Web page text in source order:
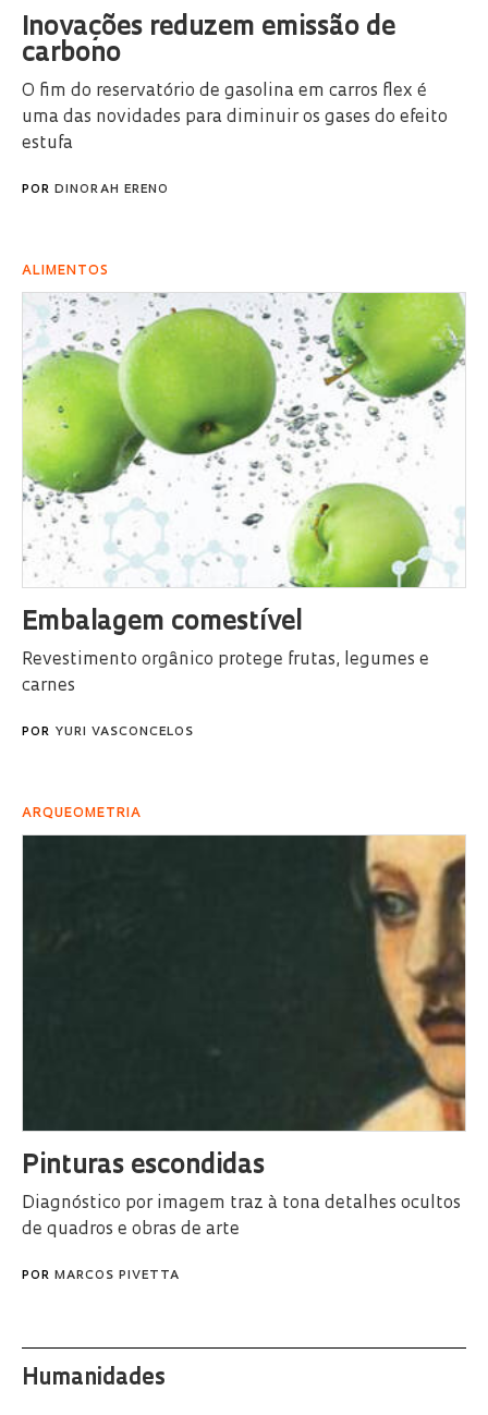
Inovações reduzem emissão de
carbono
O fim do reservatório de gasolina em carros flex é
uma das novidades para diminuir os gases do efeito
estufa
POR DINORAH ERENO
ALIMENTOS
Embalagem comestível
Revestimento orgânico protege frutas, legumes e
carnes
POR YURI VASCONCELOS
ARQUEOMETRIA
Pinturas escondidas
Diagnóstico por imagem traz à tona detalhes ocultos
de quadros e obras de arte
POR MARCOS PIVETTA
Humanidades